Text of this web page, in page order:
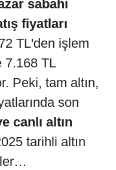
sabahı
fiyatları
TL'den işlem
7.168 TL
Peki, tam altın,
son
canlı altın
tarihli altın